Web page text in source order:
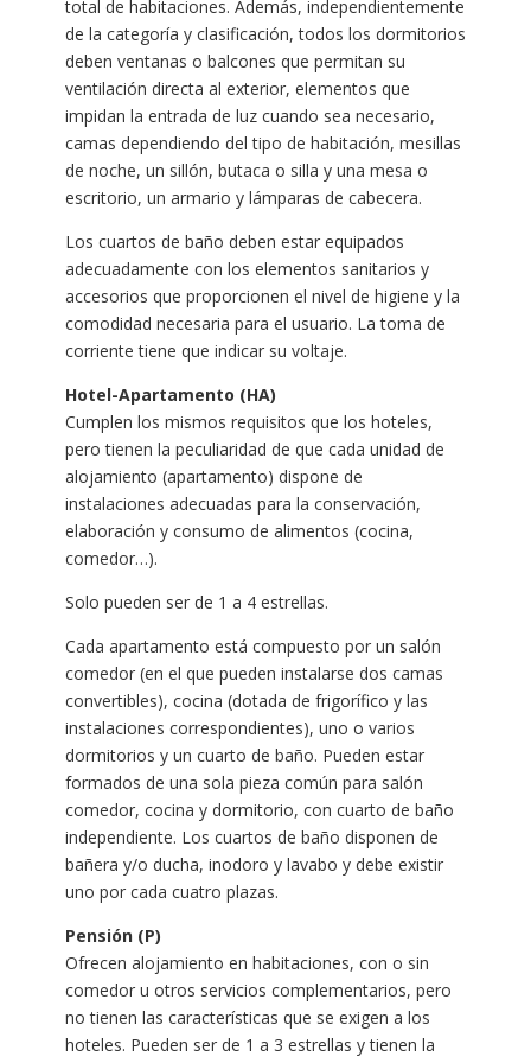
total de habitaciones. Además, independientemente
de la categoría y clasificación, todos los dormitorios
deben ventanas o balcones que permitan su
ventilación directa al exterior, elementos que
impidan la entrada de luz cuando sea necesario,
camas dependiendo del tipo de habitación, mesillas
de noche, un sillón, butaca o silla y una mesa o
escritorio, un armario y lámparas de cabecera.
Los cuartos de baño deben estar equipados
adecuadamente con los elementos sanitarios y
accesorios que proporcionen el nivel de higiene y la
comodidad necesaria para el usuario. La toma de
corriente tiene que indicar su voltaje.
Hotel-Apartamento (HA)
Cumplen los mismos requisitos que los hoteles,
pero tienen la peculiaridad de que cada unidad de
alojamiento (apartamento) dispone de
instalaciones adecuadas para la conservación,
elaboración y consumo de alimentos (cocina,
comedor…).
Solo pueden ser de 1 a 4 estrellas.
Cada apartamento está compuesto por un salón
comedor (en el que pueden instalarse dos camas
convertibles), cocina (dotada de frigorífico y las
instalaciones correspondientes), uno o varios
dormitorios y un cuarto de baño. Pueden estar
formados de una sola pieza común para salón
comedor, cocina y dormitorio, con cuarto de baño
independiente. Los cuartos de baño disponen de
bañera y/o ducha, inodoro y lavabo y debe existir
uno por cada cuatro plazas.
Pensión (P)
Ofrecen alojamiento en habitaciones, con o sin
comedor u otros servicios complementarios, pero
no tienen las características que se exigen a los
hoteles. Pueden ser de 1 a 3 estrellas y tienen la